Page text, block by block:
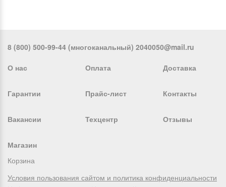
8 (800) 500-99-44 (многоканальный) 2040050@mail.ru
О нас Оплата Доставка
Гарантии Прайс-лист Контакты
Вакансии Техцентр Отзывы
Магазин
Корзина
Условия пользования сайтом и политика конфиденциальности